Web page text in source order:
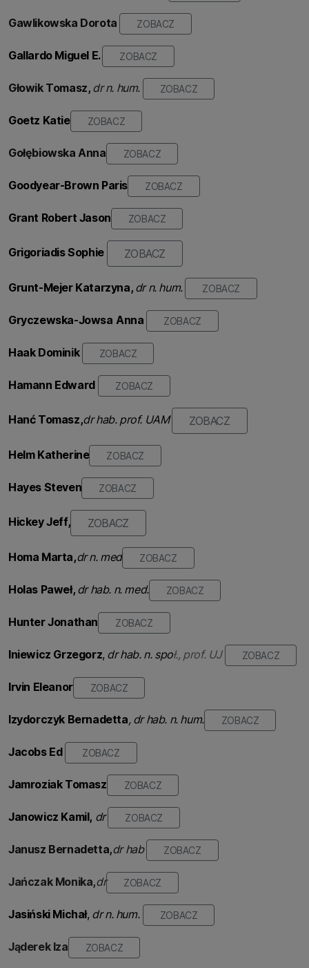
Gawlikowska Dorota ZOBACZ
Gallardo Miguel E. ZOBACZ
Głowik Tomasz, dr n. hum. ZOBACZ
Goetz Katie ZOBACZ
Gołębiowska Anna ZOBACZ
Goodyear-Brown Paris ZOBACZ
Grant Robert Jason ZOBACZ
Grigoriadis Sophie ZOBACZ
Grunt-Mejer Katarzyna, dr n. hum. ZOBACZ
Gryczewska-Jowsa Anna ZOBACZ
Haak Dominik ZOBACZ
Hamann Edward ZOBACZ
Hanć Tomasz,dr hab. prof. UAM ZOBACZ
Helm Katherine ZOBACZ
Hayes Steven ZOBACZ
Hickey Jeff, ZOBACZ
Homa Marta,dr n. med ZOBACZ
Holas Paweł, dr hab. n. med. ZOBACZ
Hunter Jonathan ZOBACZ
Iniewicz Grzegorz, dr hab. n. społ., prof. UJ ZOBACZ
Irvin Eleanor ZOBACZ
Izydorczyk Bernadetta, dr hab. n. hum. ZOBACZ
Jacobs Ed ZOBACZ
Jamroziak Tomasz ZOBACZ
Janowicz Kamil, dr ZOBACZ
Janusz Bernadetta,dr hab ZOBACZ
Jańczak Monika,dr ZOBACZ
Jasiński Michał, dr n. hum. ZOBACZ
Jąderek Iza ZOBACZ